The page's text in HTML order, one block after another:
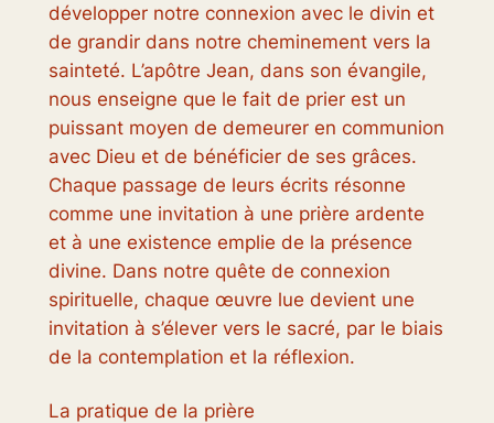
développer notre connexion avec le divin et
de grandir dans notre cheminement vers la
sainteté. L’apôtre Jean, dans son évangile,
nous enseigne que le fait de prier est un
puissant moyen de demeurer en communion
avec Dieu et de bénéficier de ses grâces.
Chaque passage de leurs écrits résonne
comme une invitation à une prière ardente
et à une existence emplie de la présence
divine. Dans notre quête de connexion
spirituelle, chaque œuvre lue devient une
invitation à s’élever vers le sacré, par le biais
de la contemplation et la réflexion.
La pratique de la prière